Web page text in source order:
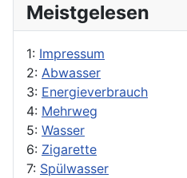
Meistgelesen
1: Impressum
2: Abwasser
3: Energieverbrauch
4: Mehrweg
5: Wasser
6: Zigarette
7: Spülwasser